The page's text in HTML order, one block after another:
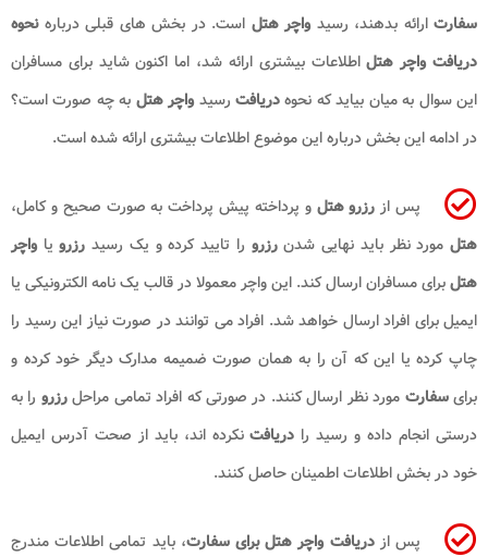
سفارت ارائه بدهند، رسید واچر هتل است. در بخش های قبلی دربارهنحوه
دریافت واچر هتلاطلاعات بیشتری ارائه شد، اما اکنون شاید برای مسافران
این سوال به میان بیاید که نحوهدریافترسید واچر هتل به چه صورت است؟
در ادامه این بخش درباره این موضوع اطلاعات بیشتری ارائه شده است.
پس از رزرو هتل و پرداخته پیش پرداخت به صورت صحیح و کامل،
هتلمورد نظر باید نهایی شدنرزرو را تایید کرده و یک رسید رزرویا واچر
هتلبرای مسافران ارسال کند. این واچر معمولا در قالب یک نامه الکترونیکی یا
ایمیل برای افراد ارسال خواهد شد. افراد می توانند در صورت نیاز این رسید را
چاپ کرده یا این که آن را به همان صورت ضمیمه مدارک دیگر خود کرده و
برایسفارت مورد نظر ارسال کنند. در صورتی که افراد تمامی مراحلرزرو را به
درستی انجام داده و رسید را دریافتنکرده اند، باید از صحت آدرس ایمیل
خود در بخش اطلاعات اطمینان حاصل کنند.
پس ازدریافت واچر هتل برای سفارت، باید تمامی اطلاعات مندرج